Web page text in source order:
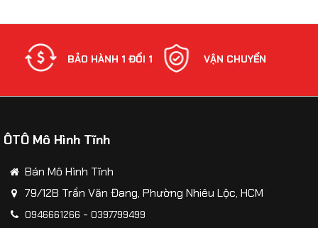
BẢO HÀNH 1 ĐỔI 1 VẬN CHUYỂN
ÔTÔ Mô Hình Tĩnh
Bán Mô Hình Tĩnh
79/12B Trần Văn Đang, Phường Nhiêu Lộc, HCM
0946661266 - 0397799499